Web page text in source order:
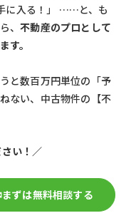
に入る！」 ……と、も
、不動産のプロとして
す。
と数百万円単位の「予
ない、中古物件の【不
い！／
ずは無料相談する